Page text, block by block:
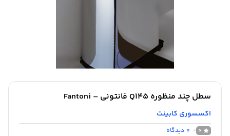
سطل چند منظوره Q145 فانتونی – Fantoni
اکسسوری کابینت
0
0 دیدگاه